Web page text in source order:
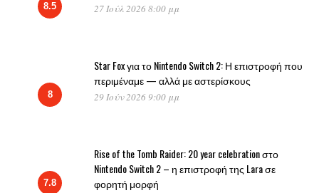
8.5 27 Ιούλ 2026 8:00 μμ
8
Star Fox για το Nintendo Switch 2: Η επιστροφή που
περιμέναμε — αλλά με αστερίσκους
29 Ιούν 2026 9:00 μμ
7.8
Rise of the Tomb Raider: 20 year celebration στο
Nintendo Switch 2 – η επιστροφή της Lara σε
φορητή μορφή